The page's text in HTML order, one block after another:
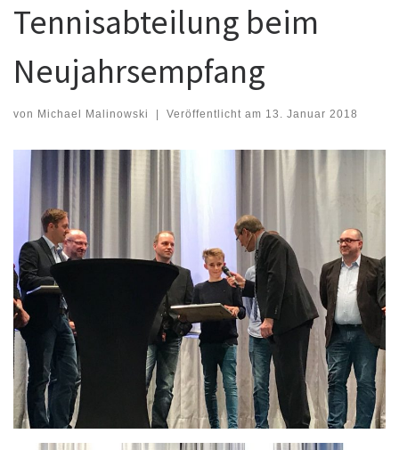
Tennisabteilung beim
Neujahrsempfang
von Michael Malinowski | Veröffentlicht am 13. Januar 2018